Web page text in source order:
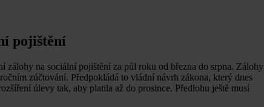
pojištění
na sociální pojištění za půl roku od března do srpna. Zálohy
zúčtování. Předpokládá to vládní návrh zákona, který dnes
úlevy tak, aby platila až do prosince. Předlohu ještě musí